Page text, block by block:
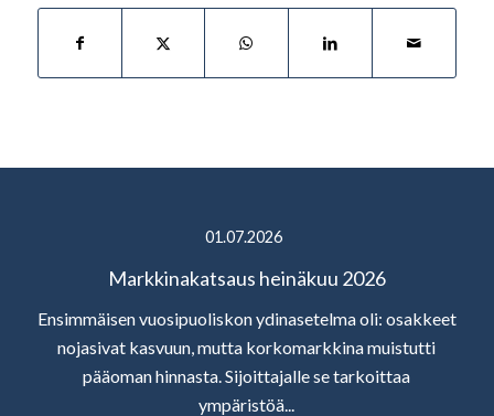
01.07.2026
Markkinakatsaus heinäkuu 2026
Ensimmäisen vuosipuoliskon ydinasetelma oli: osakkeet
nojasivat kasvuun, mutta korkomarkkina muistutti
pääoman hinnasta. Sijoittajalle se tarkoittaa
ympäristöä...